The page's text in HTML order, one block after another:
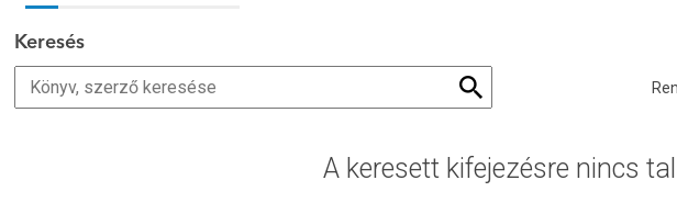
Keresés
A keresett kifejezésre nincs